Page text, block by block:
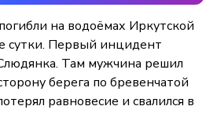
на водоёмах Иркутской
сутки. Первый инцидент
Там мужчина решил
берега по бревенчатой
равновесие и свалился в